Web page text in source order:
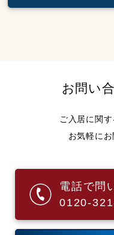
お問い
ご入居に関す
お気軽にお
電話で問
0120-